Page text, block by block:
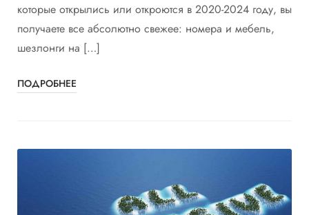
которые открылись или откроются в 2020-2024 году, вы
получаете все абсолютно свежее: номера и мебель,
шезлонги на […]
ПОДРОБНЕЕ